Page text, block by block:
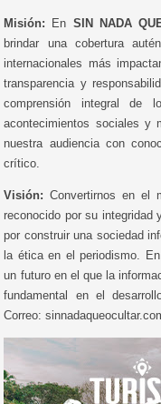
Misión: En SIN NADA
brindar una cobertura
internacionales más
transparencia y
comprensión integral de
acontecimientos sociales y
nuestra audiencia con
crítico.
Visión: Convertirnos en el
reconocido por su integridad
por construir una sociedad
la ética en el periodismo.
un futuro en el que la
fundamental en el
Correo: